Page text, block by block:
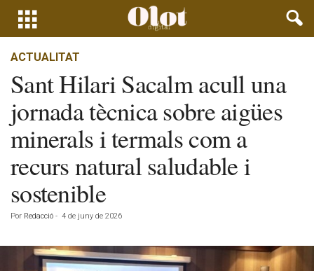
ACTUALITAT
Sant Hilari Sacalm acull una
jornada tècnica sobre aigües
minerals i termals com a
recurs natural saludable i
sostenible
Por Redacció - 4 de juny de 2026